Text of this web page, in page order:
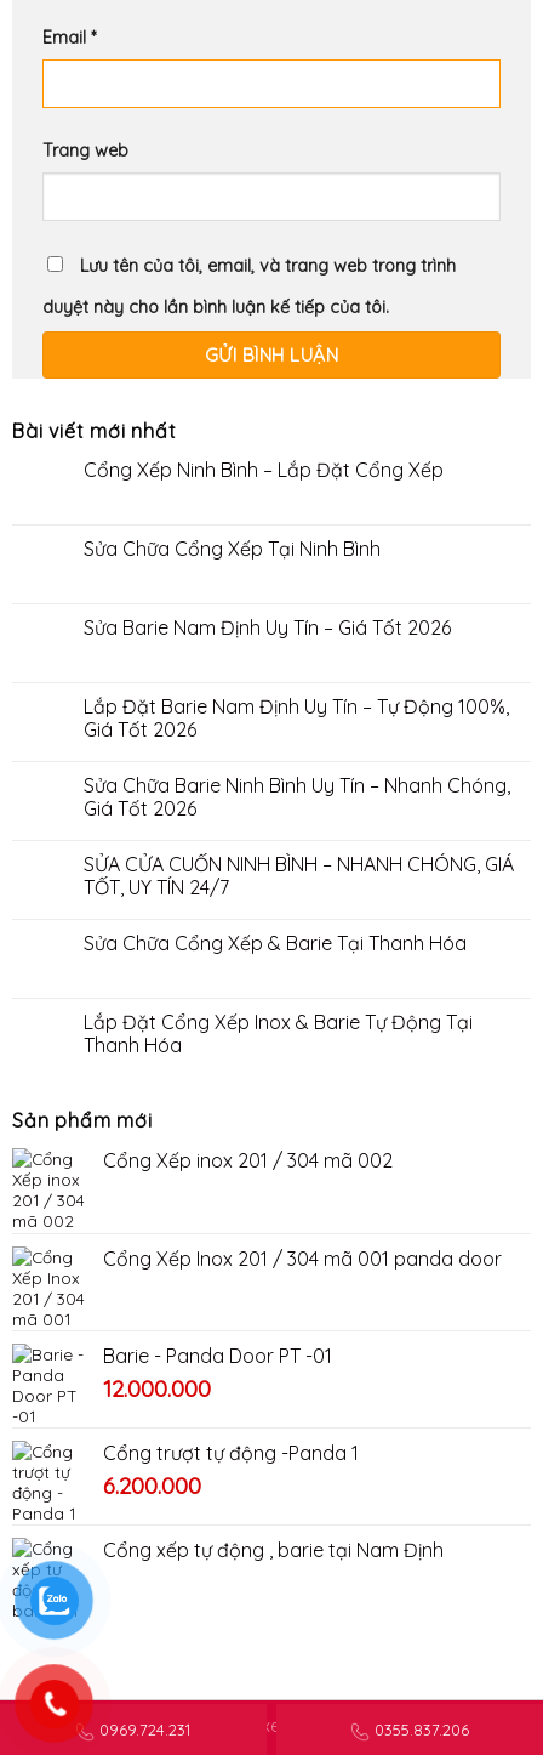
Email *
Trang web
Lưu tên của tôi, email, và trang web trong trình
duyệt này cho lần bình luận kế tiếp của tôi.
Bài viết mới nhất
Cổng Xếp Ninh Bình – Lắp Đặt Cổng Xếp
Sửa Chữa Cổng Xếp Tại Ninh Bình
Sửa Barie Nam Định Uy Tín – Giá Tốt 2026
Lắp Đặt Barie Nam Định Uy Tín – Tự Động 100%,
Giá Tốt 2026
Sửa Chữa Barie Ninh Bình Uy Tín – Nhanh Chóng,
Giá Tốt 2026
SỬA CỬA CUỐN NINH BÌNH – NHANH CHÓNG, GIÁ
TỐT, UY TÍN 24/7
Sửa Chữa Cổng Xếp & Barie Tại Thanh Hóa
Lắp Đặt Cổng Xếp Inox & Barie Tự Động Tại
Thanh Hóa
Sản phẩm mới
Cổng Xếp inox 201 / 304 mã 002
Cổng Xếp Inox 201 / 304 mã 001 panda door
Barie - Panda Door PT -01
Giá
16.000.000₫.
12.000.000Giá
là:
Cổng trượt tự động -Panda 1
6.200.000
Cổng xếp tự động , barie tại Nam Định
Copyright © Congxepinoxninhbinh.com
0969.724.231 0355.837.206